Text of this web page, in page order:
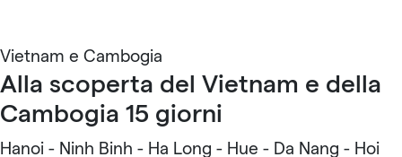
Vietnam e Cambogia
Alla scoperta del Vietnam e della
Cambogia 15 giorni
Hanoi - Ninh Binh - Ha Long - Hue - Da Nang - Hoi